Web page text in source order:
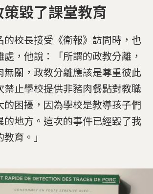
毀了課堂教育
的校長接受《衛報》訪問時，也
，他說：「所謂的政教分離，
無關，政教分離應該是尊重彼此
禁止學校提供非豬肉餐點對教職
的困擾，因為學校是教導孩子們
的地方。這次的事件已經毀了我
育。」